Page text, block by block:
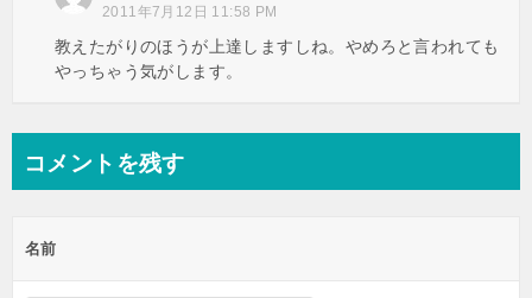
2011年7月12日 11:58 PM
教えたがりのほうが上達しますしね。やめろと言われても
やっちゃう気がします。
コメントを残す
名前